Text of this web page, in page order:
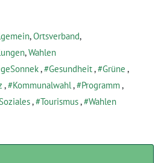
,Ortsverband,
,Wahlen
, Gesundheit, Grüne ,
, Kommunalwahl , Programm,
, Tourismus, Wahlen